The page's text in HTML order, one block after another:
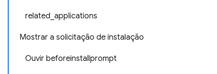
related_applications
Mostrar a solicitação de instalação
Ouvir beforeinstallprompt